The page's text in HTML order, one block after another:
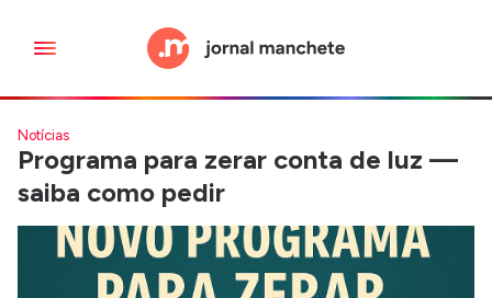
Notícias
Programa para zerar conta de luz —
saiba como pedir